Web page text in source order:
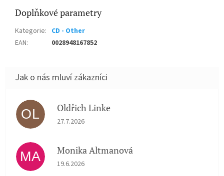
Doplňkové parametry
Kategorie: CD - Other
EAN: 0028948167852
OL Oldřich Linke
Hodnocení obchodu je 5 z 5 hvězdiček.
27.7.2026
MA Monika Altmanová
Hodnocení obchodu je 5 z 5 hvězdiček.
19.6.2026